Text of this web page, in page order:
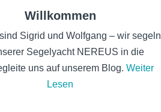
Willkommen
Sigrid und Wolfgang – wir segeln
Segelyacht NEREUS in die
uns auf unserem Blog.Weiter
Lesen